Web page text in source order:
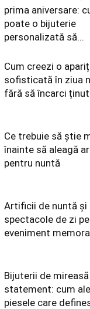
prima aniversare:
poate o bijuterie
personalizată să...
Cum creezi o
sofisticată în ziua
fără să încarci
Ce trebuie să știe
înainte să aleagă
pentru nuntă
Artificii de nuntă și
spectacole de zi
eveniment
Bijuterii de mireasă
statement: cum
piesele care